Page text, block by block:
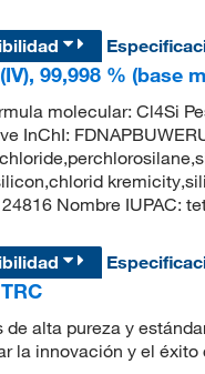
99,998 % (base
molecular: Cl4Si
InChI:
Nombre IUPAC:
alta pureza y
la innovación y el éxito